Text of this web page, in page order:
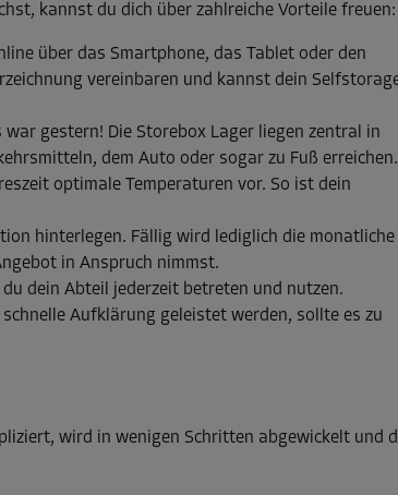
kannst du dich über zahlreiche Vorteile freuen:
über das Smartphone, das Tablet oder den
vereinbaren und kannst dein
gestern! Die Storebox Lager liegen zentral in
dem Auto oder sogar zu Fuß erreichen.
optimale Temperaturen vor. So ist dein
hinterlegen. Fällig wird lediglich die monatliche
in Anspruch nimmst.
dein Abteil jederzeit betreten und nutzen.
Aufklärung geleistet werden, sollte es zu
wird in wenigen Schritten abgewickelt und